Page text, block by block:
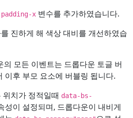
padding-x 변수를 추가하였습니다.
진하게 해 색상 대비를 개선하였습
모든 이벤트는 드롭다운 토글 버
이후 부모 요소에 버블링 됩니다.
치가 정적일때 data-bs-
성이 설정되며, 드롭다운이 내비게